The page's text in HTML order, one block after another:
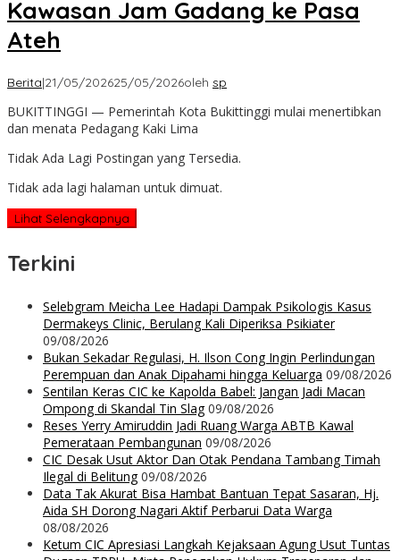
Kawasan Jam Gadang ke Pasa
Ateh
Berita|21/05/202625/05/2026oleh sp
BUKITTINGGI — Pemerintah Kota Bukittinggi mulai menertibkan
dan menata Pedagang Kaki Lima
Tidak Ada Lagi Postingan yang Tersedia.
Tidak ada lagi halaman untuk dimuat.
Lihat Selengkapnya
Terkini
Selebgram Meicha Lee Hadapi Dampak Psikologis Kasus
Dermakeys Clinic, Berulang Kali Diperiksa Psikiater
09/08/2026
Bukan Sekadar Regulasi, H. Ilson Cong Ingin Perlindungan
Perempuan dan Anak Dipahami hingga Keluarga 09/08/2026
Sentilan Keras CIC ke Kapolda Babel: Jangan Jadi Macan
Ompong di Skandal Tin Slag 09/08/2026
Reses Yerry Amiruddin Jadi Ruang Warga ABTB Kawal
Pemerataan Pembangunan 09/08/2026
CIC Desak Usut Aktor Dan Otak Pendana Tambang Timah
Ilegal di Belitung 09/08/2026
Data Tak Akurat Bisa Hambat Bantuan Tepat Sasaran, Hj.
Aida SH Dorong Nagari Aktif Perbarui Data Warga
08/08/2026
Ketum CIC Apresiasi Langkah Kejaksaan Agung Usut Tuntas